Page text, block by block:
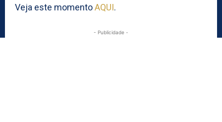
Veja este momentoAQUI.
- Publicidade -